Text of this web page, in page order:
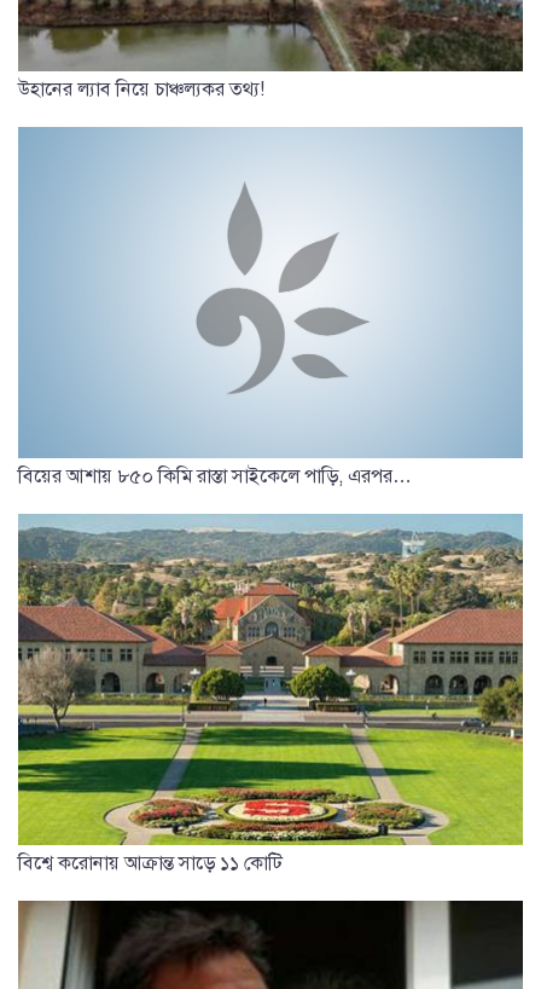
উহানের ল্যাব নিয়ে চাঞ্চল্যকর তথ্য!
বিয়ের আশায় ৮৫০ কিমি রাস্তা সাইকেলে পাড়ি, এরপর…
বিশ্বে করোনায় আক্রান্ত সাড়ে ১১ কোটি
দেড় মাস পর বের হওয়ার অনুমতি পাচ্ছে স্পেনের শিশুরা